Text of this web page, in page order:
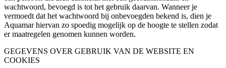
wachtwoord, bevoegd is tot het gebruik daarvan. Wanneer je
vermoedt dat het wachtwoord bij onbevoegden bekend is, dien je
Aquamar hiervan zo spoedig mogelijk op de hoogte te stellen zodat
er maatregelen genomen kunnen worden.
GEGEVENS OVER GEBRUIK VAN DE WEBSITE EN
COOKIES